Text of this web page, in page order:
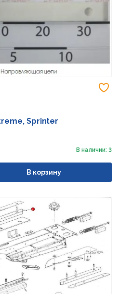
Sprinter
В наличии: 3
В корзину